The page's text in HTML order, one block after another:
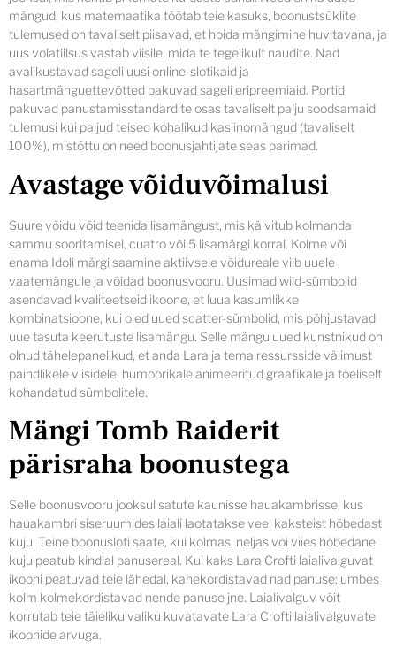
mängud, kus matemaatika töötab teie kasuks, boonustsüklite
tulemused on tavaliselt piisavad, et hoida mängimine huvitavana, ja
uus volatiilsus vastab viisile, mida te tegelikult naudite. Nad
avalikustavad sageli uusi online-slotikaid ja
hasartmänguettevõtted pakuvad sageli eripreemiaid. Portid
pakuvad panustamisstandardite osas tavaliselt palju soodsamaid
tulemusi kui paljud teised kohalikud kasiinomängud (tavaliselt
100%), mistõttu on need boonusjahtijate seas parimad.
Avastage võiduvõimalusi
Suure võidu võid teenida lisamängust, mis käivitub kolmanda
sammu sooritamisel, cuatro või 5 lisamärgi korral. Kolme või
enama Idoli märgi saamine aktiivsele võidureale viib uuele
vaatemängule ja võidad boonusvooru. Uusimad wild-sümbolid
asendavad kvaliteetseid ikoone, et luua kasumlikke
kombinatsioone, kui oled uued scatter-sümbolid, mis põhjustavad
uue tasuta keerutuste lisamängu. Selle mängu uued kunstnikud on
olnud tähelepanelikud, et anda Lara ja tema ressursside välimust
paindlikele viisidele, humoorikale animeeritud graafikale ja tõeliselt
kohandatud sümbolitele.
Mängi Tomb Raiderit
pärisraha boonustega
Selle boonusvooru jooksul satute kaunisse hauakambrisse, kus
hauakambri siseruumides laiali laotatakse veel kaksteist hõbedast
kuju. Teine boonusloti saate, kui kolmas, neljas või viies hõbedane
kuju peatub kindlal panusereal. Kui kaks Lara Crofti laialivalguvat
ikooni peatuvad teie lähedal, kahekordistavad nad panuse; umbes
kolm kolmekordistavad nende panuse jne. Laialivalguv võit
korrutab teie täieliku valiku kuvatavate Lara Crofti laialivalguvate
ikoonide arvuga.